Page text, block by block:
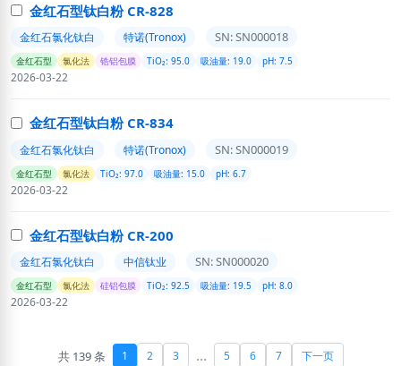
金红石型钛白粉 CR-828
金红石氯化钛白 特诺(Tronox) SN: SN000018
金红石型 氯化法 锆铝包膜 TiO₂: 95.0 吸油量: 19.0 pH: 7.5
2026-03-22
金红石型钛白粉 CR-834
金红石氯化钛白 特诺(Tronox) SN: SN000019
金红石型 氯化法 TiO₂: 97.0 吸油量: 15.0 pH: 6.7
2026-03-22
金红石型钛白粉 CR-200
金红石氯化钛白 中信钛业 SN: SN000020
金红石型 氯化法 硅铝包膜 TiO₂: 92.5 吸油量: 19.5 pH: 8.0
2026-03-22
共 139 条 1 2 3 ... 5 6 7 下一页